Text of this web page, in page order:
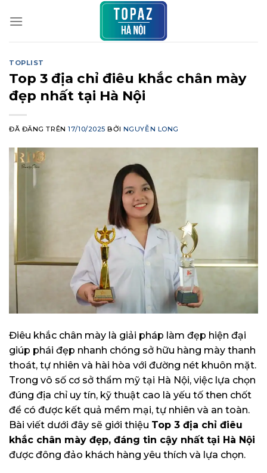
đến
TOPLIST
Top 3 địa chỉ điêu khắc chân mày
đẹp nhất tại Hà Nội
ĐÃ ĐĂNG TRÊN17/10/2025 BỞI NGUYỄN LONG
Điêu khắc chân mày là giải pháp làm đẹp hiện đại
giúp phái đẹp nhanh chóng sở hữu hàng mày thanh
thoát, tự nhiên và hài hòa với đường nét khuôn mặt.
Trong vô số cơ sở thẩm mỹ tại Hà Nội, việc lựa chọn
đúng địa chỉ uy tín, kỹ thuật cao là yếu tố then chốt
để có được kết quả mềm mại, tự nhiên và an toàn.
Bài viết dưới đây sẽ giới thiệu Top 3 địa chỉ điêu
khắc chân mày đẹp, đáng tin cậy nhất tại Hà Nội
được đông đảo khách hàng yêu thích và lựa chọn.